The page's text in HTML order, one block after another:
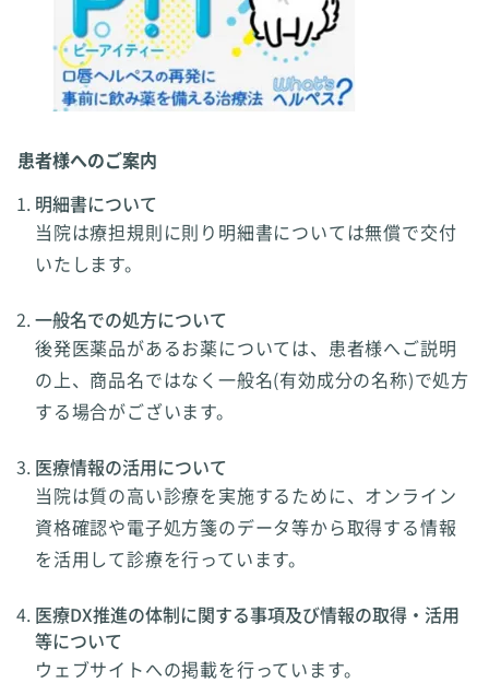
患者様へのご案内
明細書について
当院は療担規則に則り明細書については無償で交付
いたします。
一般名での処方について
後発医薬品があるお薬については、患者様へご説明
の上、商品名ではなく一般名(有効成分の名称)で処方
する場合がございます。
医療情報の活用について
当院は質の高い診療を実施するために、オンライン
資格確認や電子処方箋のデータ等から取得する情報
を活用して診療を行っています。
医療DX推進の体制に関する事項及び情報の取得・活用
等について
ウェブサイトへの掲載を行っています。